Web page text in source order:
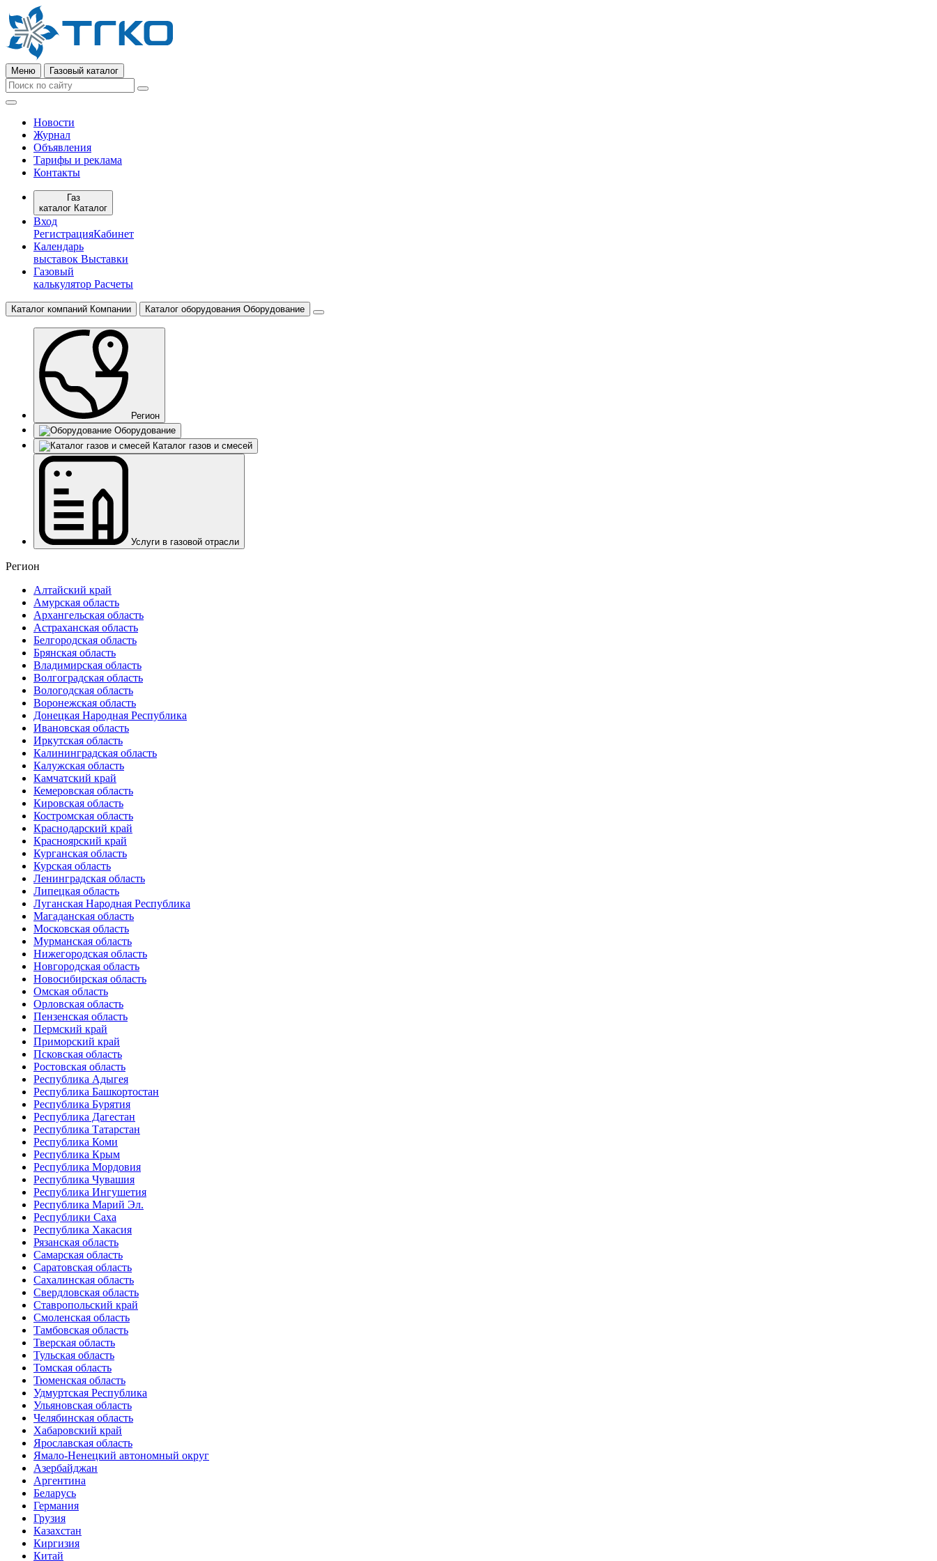
Меню Газовый каталог
Новости
Журнал
Объявления
Тарифы и реклама
Контакты
Газ
каталог Каталог
Вход
РегистрацияКабинет
Календарь
выставок Выставки
Газовый
калькулятор Расчеты
Каталог компаний Компании Каталог оборудования Оборудование
Регион
Оборудование
Каталог газов и смесей
Услуги в газовой отрасли
Регион
Алтайский край
Амурская область
Архангельская область
Астраханская область
Белгородская область
Брянская область
Владимирская область
Волгоградская область
Вологодская область
Воронежская область
Донецкая Народная Республика
Ивановская область
Иркутская область
Калининградская область
Калужская область
Камчатский край
Кемеровская область
Кировская область
Костромская область
Краснодарский край
Красноярский край
Курганская область
Курская область
Ленинградская область
Липецкая область
Луганская Народная Республика
Магаданская область
Московская область
Мурманская область
Нижегородская область
Новгородская область
Новосибирская область
Омская область
Орловская область
Пензенская область
Пермский край
Приморский край
Псковская область
Ростовская область
Республика Адыгея
Республика Башкортостан
Республика Бурятия
Республика Дагестан
Республика Татарстан
Республика Коми
Республика Крым
Республика Мордовия
Республика Чувашия
Республика Ингушетия
Республика Марий Эл.
Республики Саха
Республика Хакасия
Рязанская область
Самарская область
Саратовская область
Сахалинская область
Свердловская область
Ставропольский край
Смоленская область
Тамбовская область
Тверская область
Тульская область
Томская область
Тюменская область
Удмуртская Республика
Ульяновская область
Челябинская область
Хабаровский край
Ярославская область
Ямало-Ненецкий автономный округ
Азербайджан
Аргентина
Беларусь
Германия
Грузия
Казахстан
Киргизия
Китай